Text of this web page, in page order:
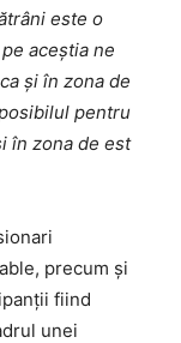
este o
aceștia ne
și în zona de
pentru
în zona de est
precum și
fiind
unei